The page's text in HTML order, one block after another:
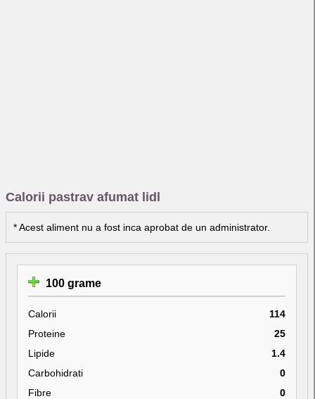
Calorii pastrav afumat lidl
* Acest aliment nu a fost inca aprobat de un administrator.
100 grame
Calorii
114
Proteine
25
Lipide
1.4
Carbohidrati
0
Fibre
0